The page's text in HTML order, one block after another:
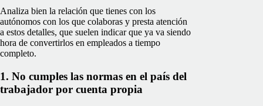
Analiza bien la relación que tienes con los
autónomos con los que colaboras y presta atención
a estos detalles, que suelen indicar que ya va siendo
hora de convertirlos en empleados a tiempo
completo.
1. No cumples las normas en el país del
trabajador por cuenta propia